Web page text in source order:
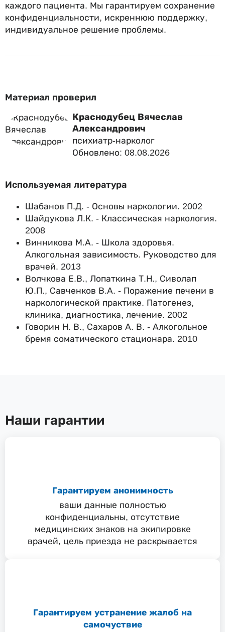
каждого пациента. Мы гарантируем сохранение
конфиденциальности, искреннюю поддержку,
индивидуальное решение проблемы.
Материал проверил
Краснодубец Вячеслав
Александрович
психиатр-нарколог
Обновлено: 08.08.2026
Используемая литература
Шабанов П.Д. - Основы наркологии. 2002
Шайдукова Л.К. - Классическая наркология.
2008
Винникова М.А. - Школа здоровья.
Алкогольная зависимость. Руководство для
врачей. 2013
Волчкова Е.В., Лопаткина Т.Н., Сиволап
Ю.П., Савченков В.А. - Поражение печени в
наркологической практике. Патогенез,
клиника, диагностика, лечение. 2002
Говорин Н. В., Сахаров А. В. - Алкогольное
бремя соматического стационара. 2010
Наши гарантии
Гарантируем анонимность
ваши данные полностью
конфиденциальны, отсутствие
медицинских знаков на экипировке
врачей, цель приезда не раскрывается
Гарантируем устранение жалоб на
самочуствие